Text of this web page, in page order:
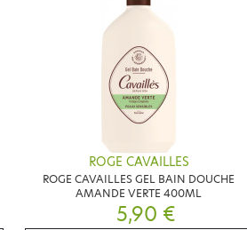
ROGE CAVAILLES
ROGE CAVAILLES GEL BAIN DOUCHE
AMANDE VERTE 400ML
5,90 €